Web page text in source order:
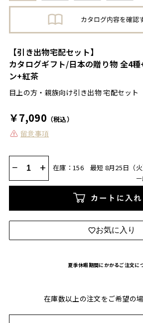
【引き出物宅配セット】
カタログギフト/日本の贈り物 全4
ン+紅茶
目上の方・親族向け引き出物 宅配セット
￥7,090 （税込）
留意事項
− + 在庫：156 最短 8月25日（
カート
お気に入り
夏季休暇期間にかかるご注文に
在庫数以上の注文をご希望の